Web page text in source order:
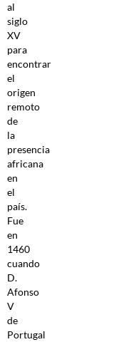
al
siglo
XV
para
encontrar
el
origen
remoto
de
la
presencia
africana
en
el
país.
Fue
en
1460
cuando
D.
Afonso
V
de
Portugal